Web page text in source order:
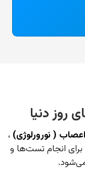
روز دنیا
( نورورلوژی) ،
انجام تست‌ها و
می‌شود.